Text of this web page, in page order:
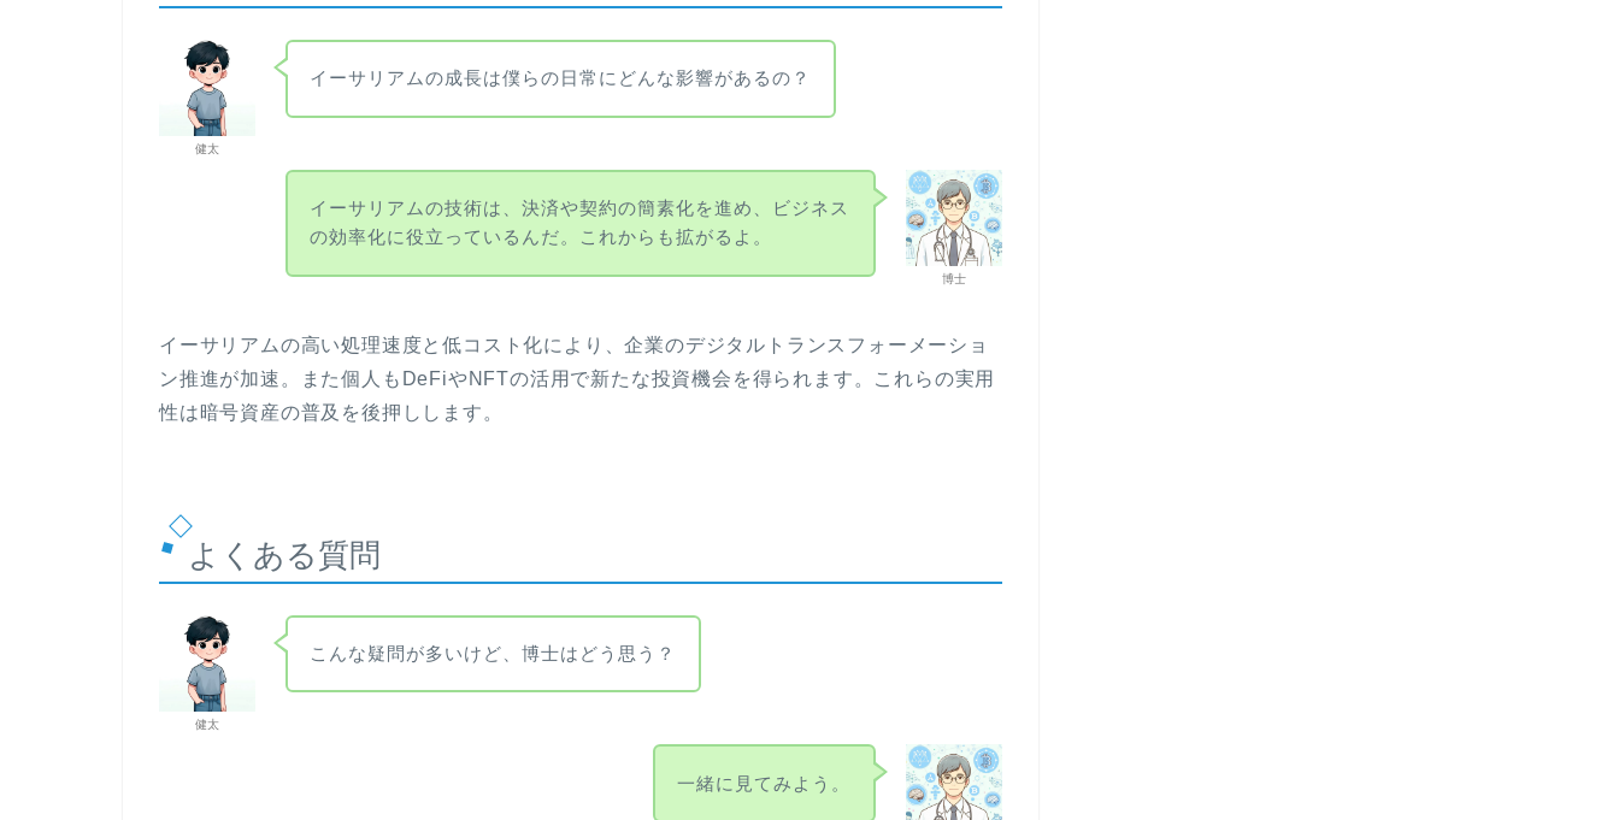
健太
イーサリアムの成長は僕らの日常にどんな影響があるの？
博士
イーサリアムの技術は、決済や契約の簡素化を進め、ビジネス
の効率化に役立っているんだ。これからも拡がるよ。
イーサリアムの高い処理速度と低コスト化により、企業のデジタルトランスフォーメーショ
ン推進が加速。また個人もDeFiやNFTの活用で新たな投資機会を得られます。これらの実用
性は暗号資産の普及を後押しします。
よくある質問
健太
こんな疑問が多いけど、博士はどう思う？
一緒に見てみよう。